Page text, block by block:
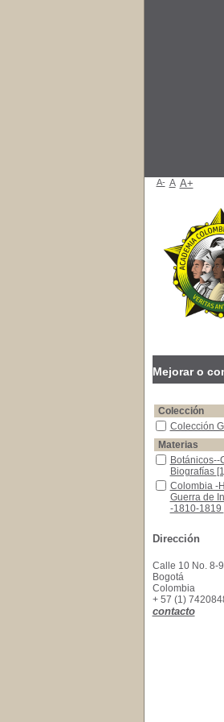
A- A A+
Mejorar o
Colección
Colección
Colección
Materias
Botánicos--
Botánicos--
Biografías
Colombia -
Colombia -
Guerra de
-1810-1819
1774-
1823--
político y
Símbolos
Símbolos
Historia--
Dirección
Calle 10 No. 8-
Bogotá
Colombia
+ 57 (1)
contacto